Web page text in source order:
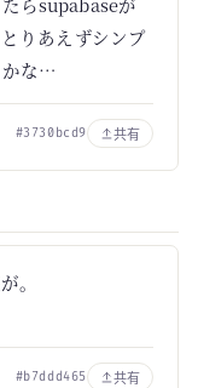
りあえずシンプ
かな…
#3730bcd9 共有
。
#b7ddd465 共有